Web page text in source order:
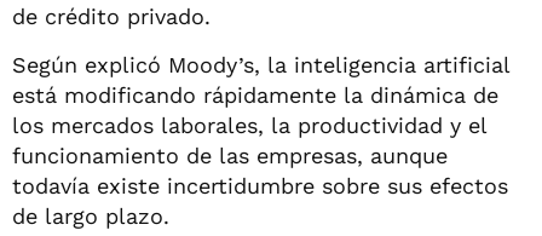
de crédito privado.
Según explicó Moody’s, la inteligencia artificial
está modificando rápidamente la dinámica de
los mercados laborales, la productividad y el
funcionamiento de las empresas, aunque
todavía existe incertidumbre sobre sus efectos
de largo plazo.